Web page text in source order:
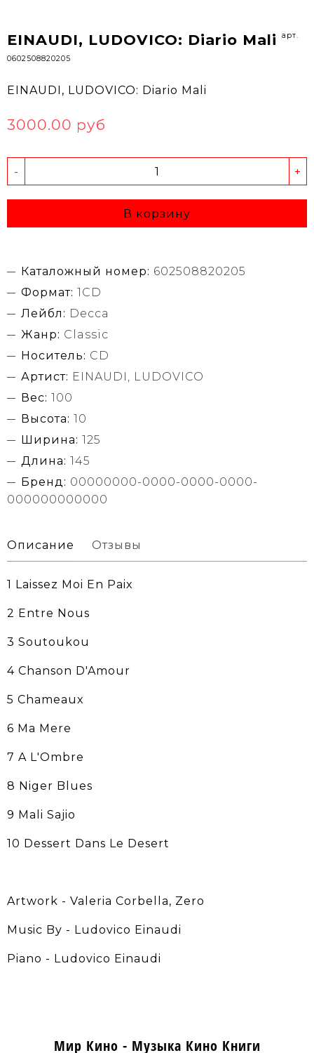
EINAUDI, LUDOVICO: Diario Mali арт.
0602508820205
EINAUDI, LUDOVICO: Diario Mali
3000.00 руб
- +
В корзину
Каталожный номер: 602508820205
Формат: 1CD
Лейбл: Decca
Жанр: Classic
Носитель: CD
Артист: EINAUDI, LUDOVICO
Вес: 100
Высота: 10
Ширина: 125
Длина: 145
Бренд: 00000000-0000-0000-0000-
000000000000
Описание Отзывы
1 Laissez Moi En Paix
2 Entre Nous
3 Soutoukou
4 Chanson D'Amour
5 Chameaux
6 Ma Mere
7 A L'Ombre
8 Niger Blues
9 Mali Sajio
10 Dessert Dans Le Desert
Artwork - Valeria Corbella, Zero
Music By - Ludovico Einaudi
Piano - Ludovico Einaudi
Мир Кино - Музыка Кино Книги